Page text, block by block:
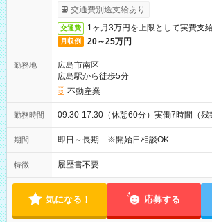
ービス利用可（利用条件有）
交通費別途支給あり
交通費 1ヶ月3万円を上限として実費支
月収例 20～25万円
勤務地
広島市南区
広島駅から徒歩5分
不動産業
勤務時間 09:30-17:30（休憩60分）実働7時間（残
期間 即日～長期 ※開始日相談OK
特徴 履歴書不要
気になる！ 応募する